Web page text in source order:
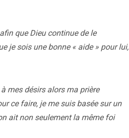
que Dieu continue de le
je sois une bonne « aide » pour lui,
mes désirs alors ma prière
ce faire, je me suis basée sur un
ait non seulement la même foi